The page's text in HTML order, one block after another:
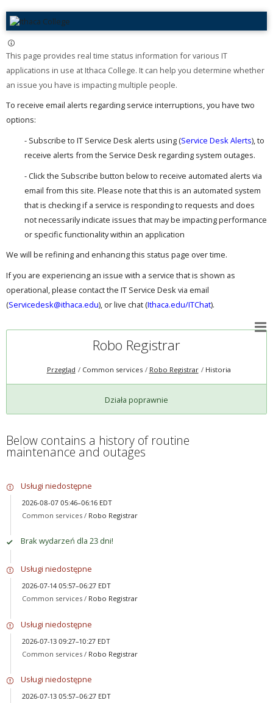
This page provides real time status information for various IT
applications in use at Ithaca College. It can help you determine whether
an issue you have is impacting multiple people. ​
To receive email alerts regarding service interruptions, you have two
options:
- Subscribe to IT Service Desk alerts using (Service Desk Alerts), to
receive alerts from the Service Desk regarding system outages.
- Click the Subscribe button below to receive automated alerts via
email from this site. Please note that this is an automated system
that is checking if a service is responding to requests and does
not necessarily indicate issues that may be impacting performance
or specific functionality within an application
We will be refining and enhancing this status page over time.
If you are experiencing an issue with a service that is shown as
operational, please contact the IT Service Desk via email
(Servicedesk@ithaca.edu), or live chat (Ithaca.edu/ITChat).
Robo Registrar
Przegląd Common services Robo Registrar Historia
Działa poprawnie
Below contains a history of routine
maintenance and outages
Usługi niedostępne
2026-08-07 05:46–06:16 EDT
Common services / Robo Registrar
Brak wydarzeń dla 23 dni!
Usługi niedostępne
2026-07-14 05:57–06:27 EDT
Common services / Robo Registrar
Usługi niedostępne
2026-07-13 09:27–10:27 EDT
Common services / Robo Registrar
Usługi niedostępne
2026-07-13 05:57–06:27 EDT